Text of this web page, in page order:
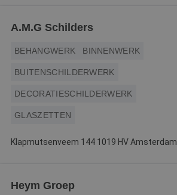
A.M.G Schilders
BEHANGWERK BINNENWERK
BUITENSCHILDERWERK
DECORATIESCHILDERWERK
GLASZETTEN
Klapmutsenveem 144 1019 HV Amsterdam
Heym Groep